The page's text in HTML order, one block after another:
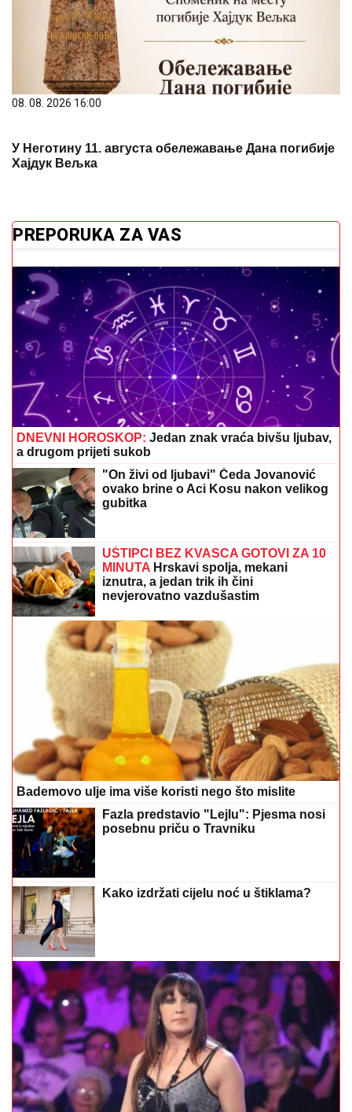
08. 08. 2026 16:00
У Неготину 11. августа обележавање Дана погибије
Хајдук Вељка
PREPORUKA ZA VAS
DNEVNI HOROSKOP: Jedan znak vraća bivšu ljubav,
a drugom prijeti sukob
"On živi od ljubavi" Čeda Jovanović
ovako brine o Aci Kosu nakon velikog
gubitka
UŠTIPCI BEZ KVASCA GOTOVI ZA 10
MINUTA Hrskavi spolja, mekani
iznutra, a jedan trik ih čini
nevjerovatno vazdušastim
Bademovo ulje ima više koristi nego što mislite
Fazla predstavio "Lejlu": Pjesma nosi
posebnu priču o Travniku
Kako izdržati cijelu noć u štiklama?